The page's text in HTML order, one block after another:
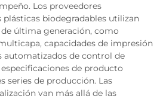
Los proveedores
plásticas biodegradables utilizan
última generación, como
capacidades de impresión
automatizados de control de
de producto
series de producción. Las
van más allá de las